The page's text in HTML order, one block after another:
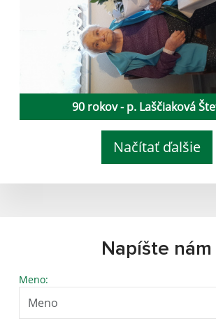
90 rokov - p. Laščiaková
Načítať ďalšie
Napíšte nám
Meno: